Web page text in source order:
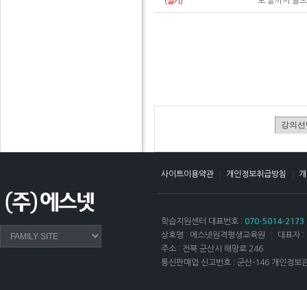
사이트이용약관 개인정보취급방침
학습지원센터 대표번호 : 070-5014-2173
상호명 : 에스넷원격평생교육원
대표자 :
주소 : 전북 군산시 해망로 246
통신판매업 신고번호 : 군산-146 개인정보